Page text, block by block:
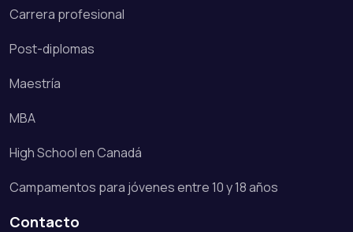
Carrera profesional
Post-diplomas
Maestría
MBA
High School en Canadá
Campamentos para jóvenes entre 10 y 18 años
Contacto